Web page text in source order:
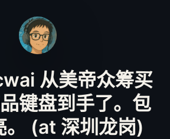
从美帝众筹买
键盘到手了。包
。 (at 深圳龙岗)